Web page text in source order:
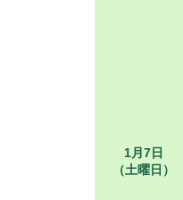
1月7日
（土曜日）